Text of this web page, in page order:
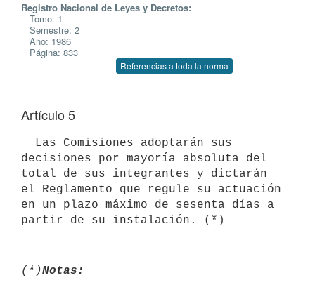
Registro Nacional de Leyes y Decretos:
Tomo: 1
Semestre: 2
Año: 1986
Página: 833
Referencias a toda la norma
Artículo 5
decisiones por mayoría absoluta del
total de sus integrantes y dictarán
el Reglamento que regule su actuación
en un plazo máximo de sesenta días a
(*)Notas: